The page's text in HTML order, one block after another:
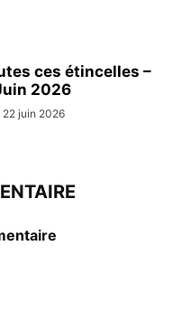
ces étincelles –
2026
22 juin 2026